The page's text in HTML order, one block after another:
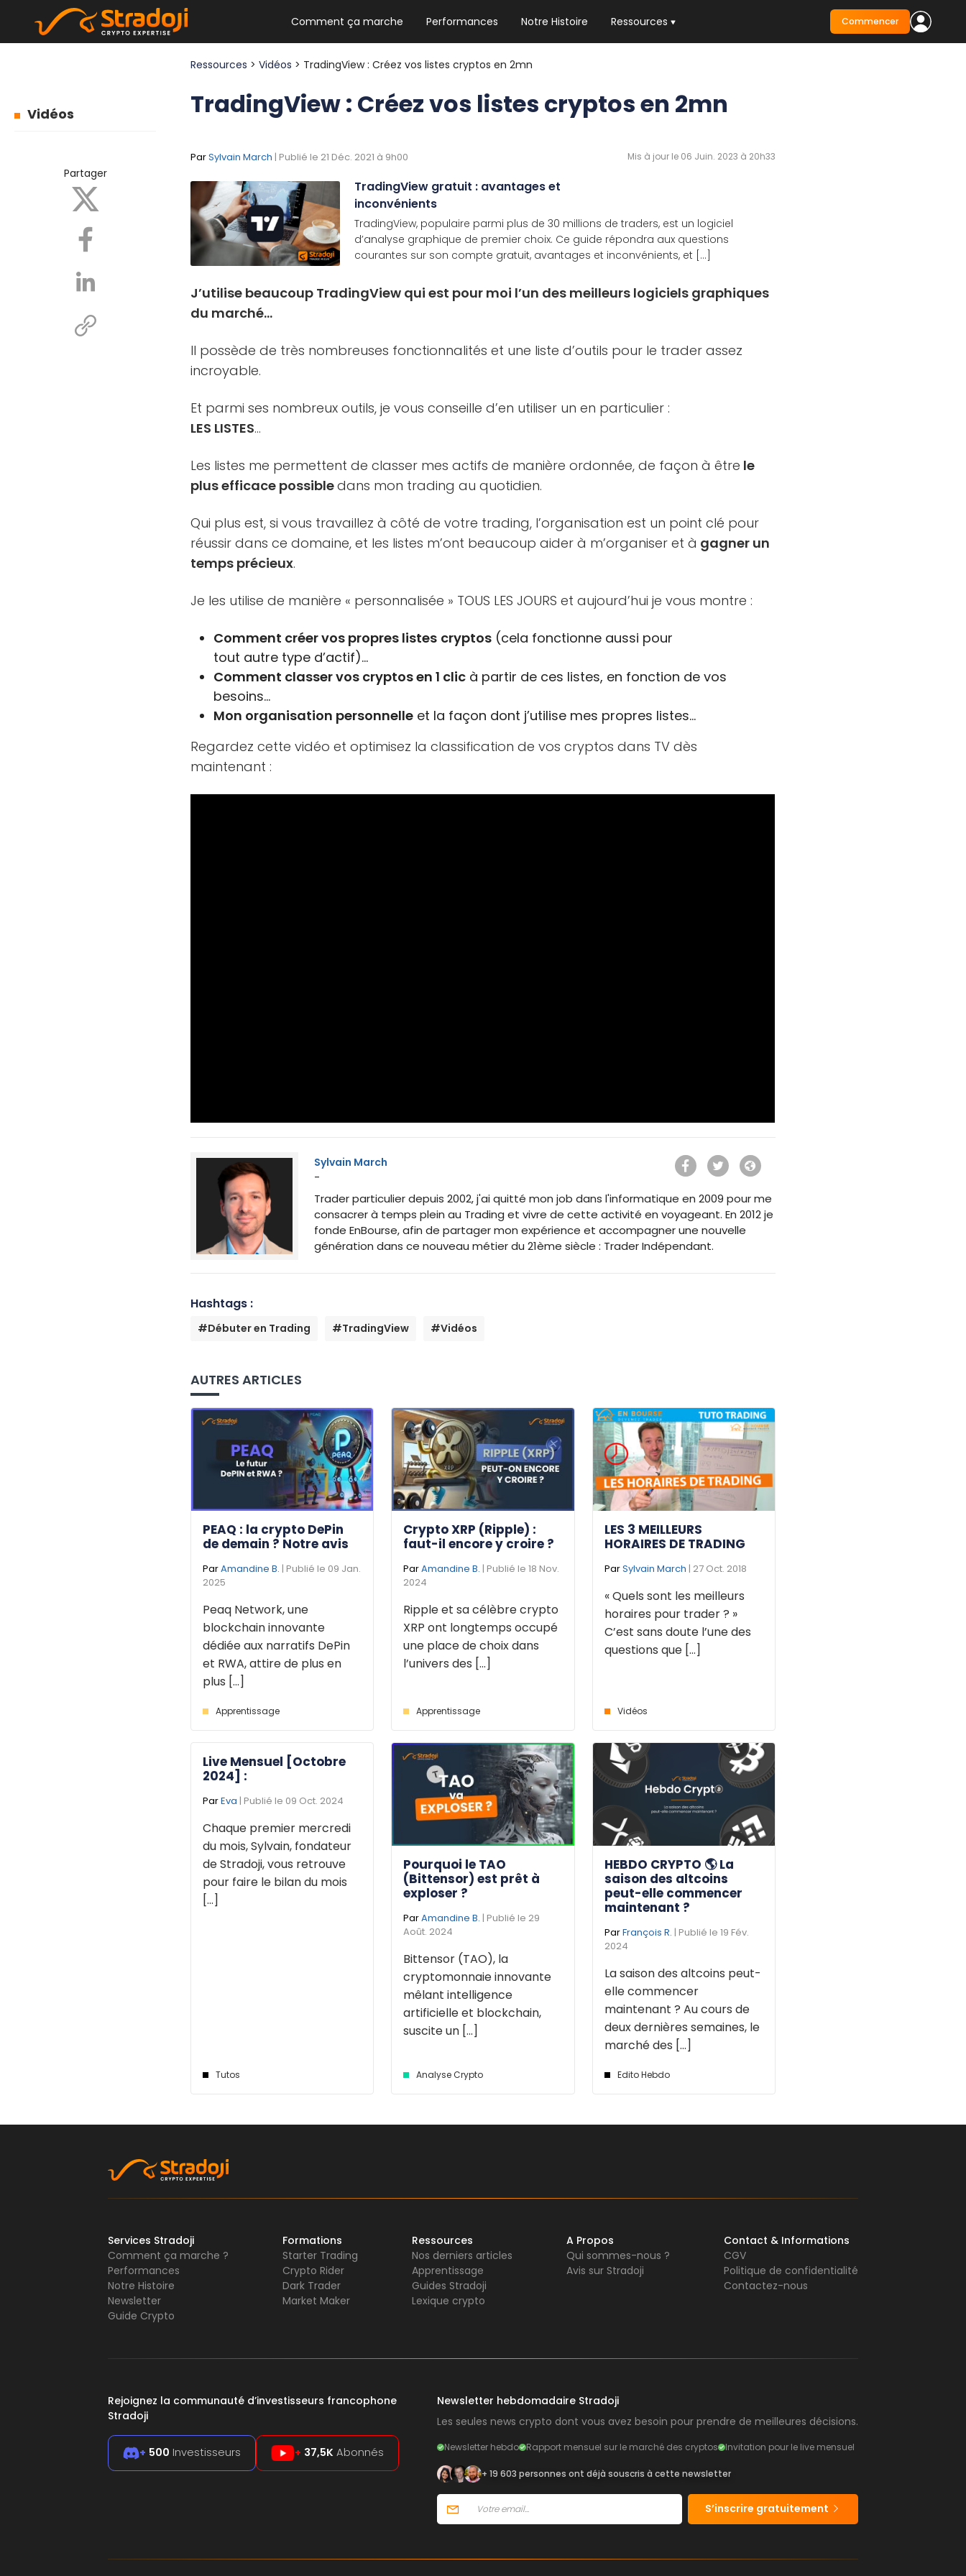
Comment ça marche Performances Notre Histoire Ressources
NEWSLETTER HEBDO
Les news crypto dont vous avez besoin
Commencer
Vidéos
Partager
Ressources >Vidéos > TradingView : Créez vos listes cryptos en 2mn
TradingView : Créez vos listes cryptos en 2mn
ParSylvain March | Publié le 21 Déc. 2021 à 9h00 Mis à jour le 06 Juin. 2023 à 20h33
TradingView gratuit : avantages et
inconvénients
TradingView, populaire parmi plus de 30 millions de traders, est un logiciel
d’analyse graphique de premier choix. Ce guide répondra aux questions
courantes sur son compte gratuit, avantages et inconvénients, et [...]
J’utilise beaucoup TradingView qui est pour moi l’un des meilleurs logiciels graphiques
du marché…
Il possède de très nombreuses fonctionnalités et une liste d’outils pour le trader assez
incroyable.
Et parmi ses nombreux outils, je vous conseille d’en utiliser un en particulier :
LES LISTES…
Les listes me permettent de classer mes actifs de manière ordonnée, de façon à être le
plus efficace possibledans mon trading au quotidien.
Qui plus est, si vous travaillez à côté de votre trading, l’organisation est un point clé pour
réussir dans ce domaine, et les listes m’ont beaucoup aider à m’organiser et à gagner un
temps précieux.
Je les utilise de manière « personnalisée » TOUS LES JOURS et aujourd’hui je vous montre :
Comment créer vos propres listes cryptos (cela fonctionne aussi pour
tout autre type d’actif)…
Comment classer vos cryptos en 1 clic à partir de ces listes, en fonction de vos
besoins…
Mon organisation personnelle et la façon dont j’utilise mes propres listes…
Regardez cette vidéo et optimisez la classification de vos cryptos dans TV dès
maintenant :
Sylvain March
-
Trader particulier depuis 2002, j'ai quitté mon job dans l'informatique en 2009 pour me
consacrer à temps plein au Trading et vivre de cette activité en voyageant. En 2012 je
fonde EnBourse, afin de partager mon expérience et accompagner une nouvelle
génération dans ce nouveau métier du 21ème siècle : Trader Indépendant.
Hashtags :
#Débuter en Trading #TradingView #Vidéos
AUTRES ARTICLES
PEAQ : la crypto DePin
de demain ? Notre avis
ParAmandine B. | Publié le 09 Jan.
2025
Peaq Network, une
blockchain innovante
dédiée aux narratifs DePin
et RWA, attire de plus en
plus [...]
Apprentissage
Crypto XRP (Ripple) :
faut-il encore y croire ?
ParAmandine B. | Publié le 18 Nov.
2024
Ripple et sa célèbre crypto
XRP ont longtemps occupé
une place de choix dans
l’univers des [...]
Apprentissage
LES 3 MEILLEURS
HORAIRES DE TRADING
ParSylvain March | 27 Oct. 2018
« Quels sont les meilleurs
horaires pour trader ? »
C’est sans doute l’une des
questions que [...]
Vidéos
Live Mensuel [Octobre
2024] :
ParEva | Publié le 09 Oct. 2024
Chaque premier mercredi
du mois, Sylvain, fondateur
de Stradoji, vous retrouve
pour faire le bilan du mois
[...]
Tutos
Pourquoi le TAO
(Bittensor) est prêt à
exploser ?
ParAmandine B. | Publié le 29
Août. 2024
Bittensor (TAO), la
cryptomonnaie innovante
mêlant intelligence
artificielle et blockchain,
suscite un [...]
Analyse Crypto
HEBDO CRYPTO 🌎 La
saison des altcoins
peut-elle commencer
maintenant ?
ParFrançois R. | Publié le 19 Fév.
2024
La saison des altcoins peut-
elle commencer
maintenant ? Au cours de
deux dernières semaines, le
marché des [...]
Edito Hebdo
Services Stradoji
Comment ça marche ?
Performances
Notre Histoire
Newsletter
Guide Crypto
Formations
Starter Trading
Crypto Rider
Dark Trader
Market Maker
Ressources
Nos derniers articles
Apprentissage
Guides Stradoji
Lexique crypto
A Propos
Qui sommes-nous ?
Avis sur Stradoji
Contact & Informations
CGV
Politique de confidentialité
Contactez-nous
Rejoignez la communauté d’investisseurs francophone
Stradoji
+ 500 Investisseurs + 37,5K Abonnés
Newsletter hebdomadaire Stradoji
Les seules news crypto dont vous avez besoin pour prendre de meilleures décisions.
Newsletter hebdo Rapport mensuel sur le marché des cryptos Invitation pour le live mensuel
+ 19 603 personnes ont déjà souscris à cette newsletter
S’inscrire gratuitement